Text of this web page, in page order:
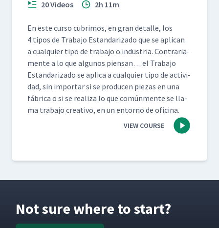
20 Videos 2h 11m
En este cur­so cub­ri­mos, en gran detalle, los
4 tipos de Tra­ba­jo Estandariza­do que se apli­can
a cualquier tipo de tra­ba­jo o indus­tria. Con­trari­a­
mente a lo que algunos pien­san… el Tra­ba­jo
Estandariza­do se apli­ca a cualquier tipo de activi­
dad, sin impor­tar si se pro­ducen piezas en una
fábri­ca o si se real­iza lo que común­mente se lla­
ma tra­ba­jo cre­ati­vo, en un entorno de oficina.
VIEW COURSE
Not sure where to start?